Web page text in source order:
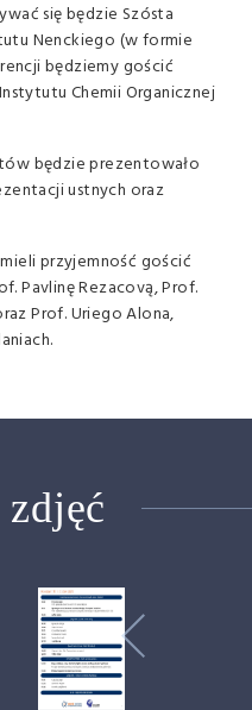
się będzie Szósta
Nenckiego (w formie
będziemy gościć
Chemii Organicznej
będzie prezentowało
ustnych oraz
przyjemność gościć
Pavlinę Rezacovą, Prof.
Prof. Uriego Alona,